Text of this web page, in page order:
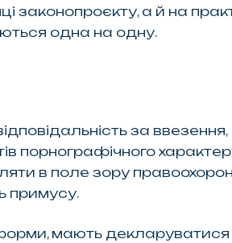
законопроєкту, а й на
одна на одну.
за ввезення,
порнографічного
в поле зору
примусу.
мають декларуватися